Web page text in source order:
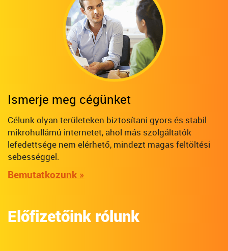
Ismerje meg cégünket
Célunk olyan területeken biztosítani gyors és stabil
mikrohullámú internetet, ahol más szolgáltatók
lefedettsége nem elérhető, mindezt magas feltöltési
sebességgel.
Bemutatkozunk »
Előfizetőink rólunk